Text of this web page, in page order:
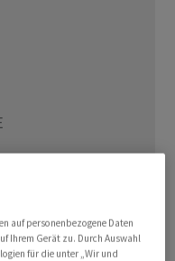
auf personenbezogene Daten
Ihrem Gerät zu. Durch Auswahl
für die unter „Wir und